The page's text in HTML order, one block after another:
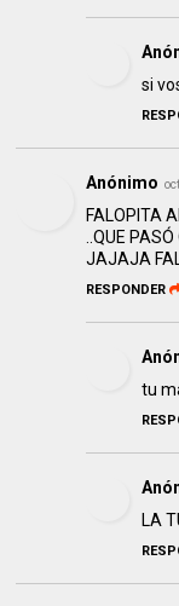
si
Anónimo
FALOPITA
..QUE
JAJAJA
RESPONDER
tu
LA